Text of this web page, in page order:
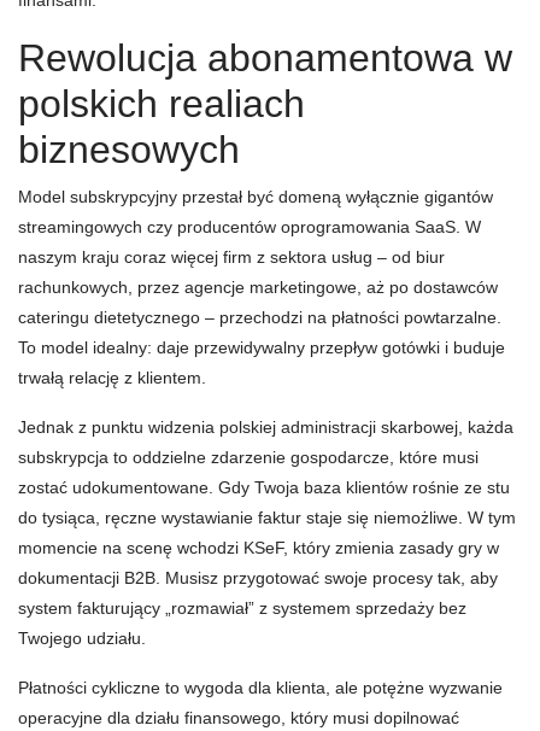
Rewolucja abonamentowa w
polskich realiach
biznesowych
Model subskrypcyjny przestał być domeną wyłącznie gigantów
streamingowych czy producentów oprogramowania SaaS. W
naszym kraju coraz więcej firm z sektora usług – od biur
rachunkowych, przez agencje marketingowe, aż po dostawców
cateringu dietetycznego – przechodzi na płatności powtarzalne.
To model idealny: daje przewidywalny przepływ gotówki i buduje
trwałą relację z klientem.
Jednak z punktu widzenia polskiej administracji skarbowej, każda
subskrypcja to oddzielne zdarzenie gospodarcze, które musi
zostać udokumentowane. Gdy Twoja baza klientów rośnie ze stu
do tysiąca, ręczne wystawianie faktur staje się niemożliwe. W tym
momencie na scenę wchodzi KSeF, który zmienia zasady gry w
dokumentacji B2B. Musisz przygotować swoje procesy tak, aby
system fakturujący „rozmawiał” z systemem sprzedaży bez
Twojego udziału.
Płatności cykliczne to wygoda dla klienta, ale potężne wyzwanie
operacyjne dla działu finansowego, który musi dopilnować